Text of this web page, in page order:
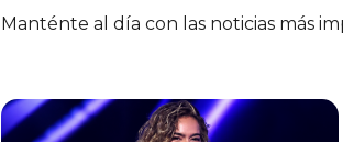
Manténte al día con las noticias más